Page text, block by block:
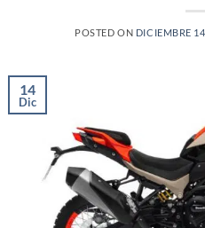
POSTED ON DICIEMBRE
14
Dic